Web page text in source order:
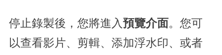
停止錄製後，您將進入預覽介面。您可
以查看影片、剪輯、添加浮水印、或者